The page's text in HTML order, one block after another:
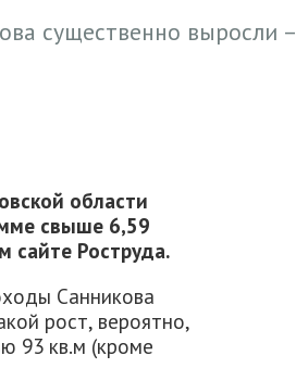
существенно выросли –
области
свыше 6,59
сайте Роструда.
Санникова
рост, вероятно,
93 кв.м (кроме